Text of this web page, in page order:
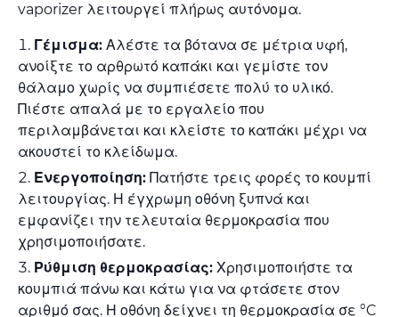
vaporizer λειτουργεί πλήρως αυτόνομα.
Γέμισμα: Αλέστε τα βότανα σε μέτρια υφή,
ανοίξτε το αρθρωτό καπάκι και γεμίστε τον
θάλαμο χωρίς να συμπιέσετε πολύ το υλικό.
Πιέστε απαλά με το εργαλείο που
περιλαμβάνεται και κλείστε το καπάκι μέχρι να
ακουστεί το κλείδωμα.
Ενεργοποίηση: Πατήστε τρεις φορές το κουμπί
λειτουργίας. Η έγχρωμη οθόνη ξυπνά και
εμφανίζει την τελευταία θερμοκρασία που
χρησιμοποιήσατε.
Ρύθμιση θερμοκρασίας: Χρησιμοποιήστε τα
κουμπιά πάνω και κάτω για να φτάσετε στον
αριθμό σας. Η οθόνη δείχνει τη θερμοκρασία σε °C